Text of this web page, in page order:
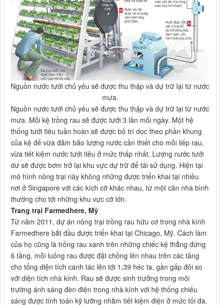
Nguồn nước tưới chủ yếu sẽ được thu thập và dự trữ lại từ nước
mưa.
Nguồn nước tưới chủ yếu sẽ được thu thập và dự trữ lại từ nước
mưa. Mỗi kệ trồng rau sẽ được tưới 3 lần mỗi ngày. Một hệ
thống tưới tiêu tuần hoàn sẽ được bố trí dọc theo phần khung
của kệ để vừa đảm bảo lượng nước cần thiết cho mỗi liếp rau,
vừa tiết kiệm nước tưới tiêu ở mức thấp nhất. Lượng nước tưới
dư sẽ được bơm trở lại khu vực dự trữ để tái sử dụng. Hiện tại
mô hình nông trại này không những được triển khai tại nhiều
nơi ở Singapore với các kích cỡ khác nhau, từ một căn nhà bình
thường cho tới những khu vực cỡ lớn.
Trang trại Farmedhere, Mỹ
Từ năm 2011, dự án nông trại trồng rau hữu cơ trong nhà kính
Farmedhere bắt đầu được triển khai tại Chicago, Mỹ. Cách làm
của họ cũng là trồng rau xanh trên những chiếc kệ thẳng đứng
6 tầng, mỗi luống rau được đặt chồng lên nhau trên các tầng
cho tổng diện tích canh tác lên tới 1,39 héc ta, gần gấp đôi so
với diện tích nhà kính. Rau sẽ được sinh trưởng trong môi
trường ánh sáng đèn điện trong nhà kính với hệ thống chiếu
sáng được tính toán kỹ lưỡng nhằm tiết kiệm điện ở mức tối đa.